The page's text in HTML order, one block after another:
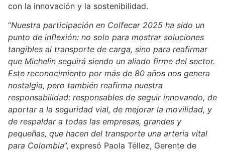
con la innovación y la sostenibilidad.
“Nuestra participación en Colfecar 2025 ha sido un
punto de inflexión: no solo para mostrar soluciones
tangibles al transporte de carga, sino para reafirmar
que Michelin seguirá siendo un aliado firme del sector.
Este reconocimiento por más de 80 años nos genera
nostalgia, pero también reafirma nuestra
responsabilidad: responsables de seguir innovando, de
aportar a la seguridad vial, de mejorar la movilidad, y
de respaldar a todas las empresas, grandes y
pequeñas, que hacen del transporte una arteria vital
para Colombia”, expresó Paola Téllez, Gerente de